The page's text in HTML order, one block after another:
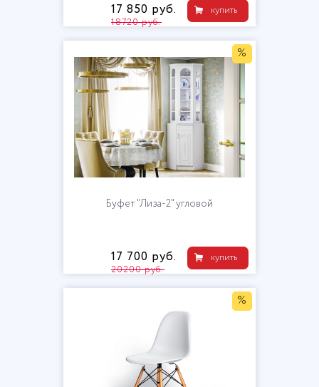
купить
17 850 руб.
18720 руб.
%
Буфет "Лиза-2" угловой
купить
17 700 руб.
20200 руб.
%